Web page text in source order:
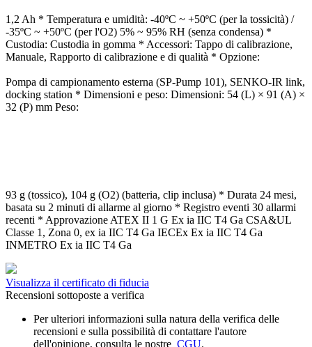
1,2 Ah * Temperatura e umidità: -40ºC ~ +50ºC (per la tossicità) /
-35ºC ~ +50ºC (per l'O2) 5% ~ 95% RH (senza condensa) *
Custodia: Custodia in gomma * Accessori: Tappo di calibrazione,
Manuale, Rapporto di calibrazione e di qualità * Opzione:
Pompa di campionamento esterna (SP-Pump 101), SENKO-IR link,
docking station * Dimensioni e peso: Dimensioni: 54 (L) × 91 (A) ×
32 (P) mm Peso:
93 g (tossico), 104 g (O2) (batteria, clip inclusa) * Durata 24 mesi,
basata su 2 minuti di allarme al giorno * Registro eventi 30 allarmi
recenti * Approvazione ATEX II 1 G Ex ia IIC T4 Ga CSA&UL
Classe 1, Zona 0, ex ia IIC T4 Ga IECEx Ex ia IIC T4 Ga
INMETRO Ex ia IIC T4 Ga
Visualizza il certificato di fiducia
Recensioni sottoposte a verifica
Per ulteriori informazioni sulla natura della verifica delle
recensioni e sulla possibilità di contattare l'autore
dell'opinione, consulta le nostre CGU.